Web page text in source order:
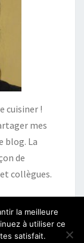
cuisiner !
mes
blog. La
de
collègues.
la meilleure
à utiliser ce
satisfait.